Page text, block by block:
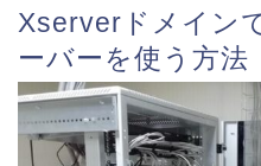
Xserverドメイン
ーバーを使う方法